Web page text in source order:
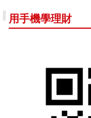
用手機學理財